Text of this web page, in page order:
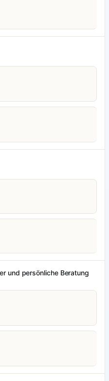
und persönliche Beratung